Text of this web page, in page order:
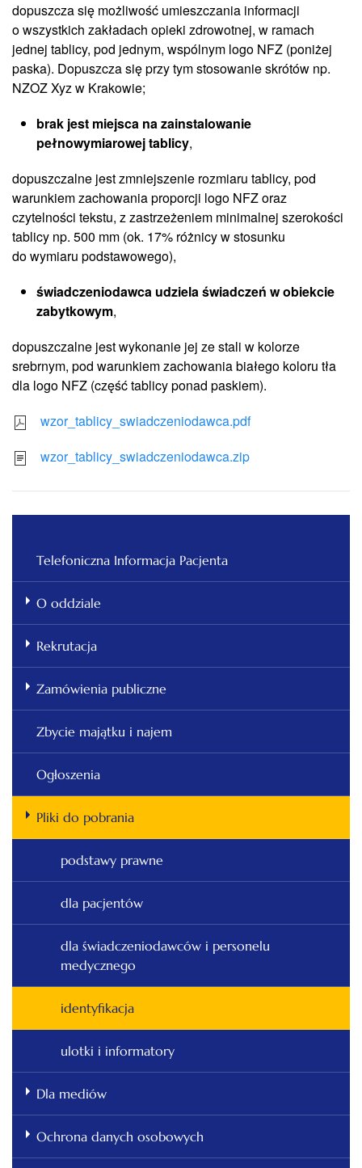
dopuszcza się możliwość umieszczania informacji
o wszystkich zakładach opieki zdrowotnej, w ramach
jednej tablicy, pod jednym, wspólnym logo NFZ (poniżej
paska). Dopuszcza się przy tym stosowanie skrótów np.
NZOZ Xyz w Krakowie;
brak jest miejsca na zainstalowanie
pełnowymiarowej tablicy,
dopuszczalne jest zmniejszenie rozmiaru tablicy, pod
warunkiem zachowania proporcji logo NFZ oraz
czytelności tekstu, z zastrzeżeniem minimalnej szerokości
tablicy np. 500 mm (ok. 17% różnicy w stosunku
do wymiaru podstawowego),
świadczeniodawca udziela świadczeń w obiekcie
zabytkowym,
dopuszczalne jest wykonanie jej ze stali w kolorze
srebrnym, pod warunkiem zachowania białego koloru tła
dla logo NFZ (część tablicy ponad paskiem).
wzor_tablicy_swiadczeniodawca.pdf
wzor_tablicy_swiadczeniodawca.zip
Telefoniczna Informacja Pacjenta
O oddziale
Rekrutacja
Zamówienia publiczne
Zbycie majątku i najem
Ogłoszenia
Pliki do pobrania
podstawy prawne
dla pacjentów
dla świadczeniodawców i personelu
medycznego
identyfikacja
ulotki i informatory
Dla mediów
Ochrona danych osobowych